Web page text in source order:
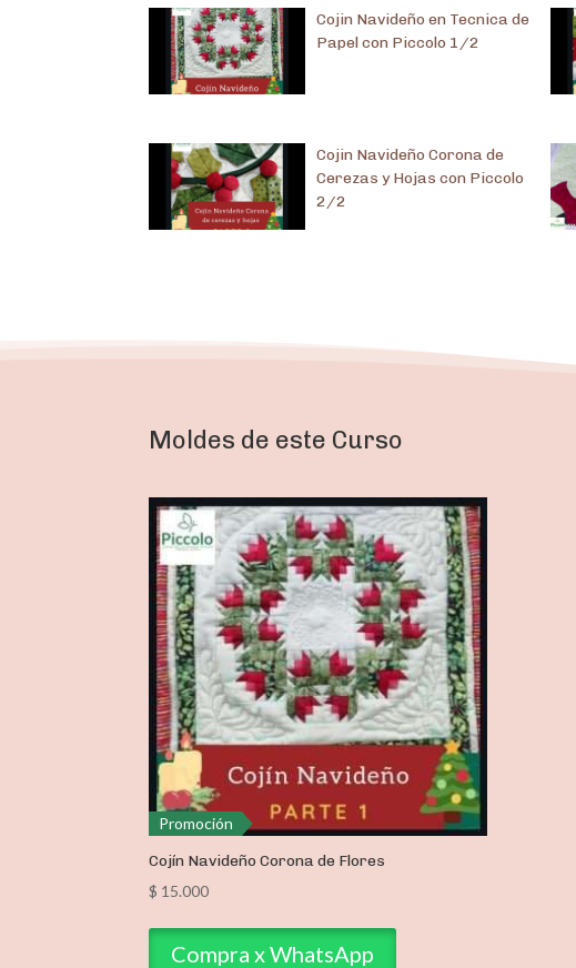
Cojin Navideño en Tecnica de
Papel con Piccolo 1/2
Cojin Navideño Corona de
Cerezas y Hojas con Piccolo
2/2
Moldes de este Curso
Promoción
Cojín Navideño Corona de Flores
$ 15.000
Compra x WhatsApp